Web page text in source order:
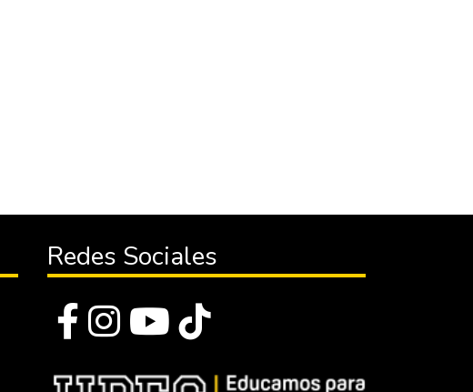
Redes Sociales